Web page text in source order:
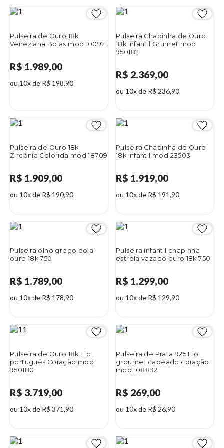
Pulseira de Ouro 18k
Veneziana Bolas mod 10092
R$ 1.989,00
ou 10x de R$ 198,90
Pulseira Chapinha de Ouro
18k Infantil Grumet mod
950182
R$ 2.369,00
ou 10x de R$ 236,90
Pulseira de Ouro 18k
Zircônia Colorida mod 18709
R$ 1.909,00
ou 10x de R$ 190,90
Pulseira Chapinha de Ouro
18k Infantil mod 23503
R$ 1.919,00
ou 10x de R$ 191,90
Pulseira olho grego bola
ouro 18k 750
R$ 1.789,00
ou 10x de R$ 178,90
Pulseira infantil chapinha
estrela vazado ouro 18k 750
R$ 1.299,00
ou 10x de R$ 129,90
Pulseira de Ouro 18k Elo
português Coração mod
950180
R$ 3.719,00
ou 10x de R$ 371,90
Pulseira de Prata 925 Elo
groumet cadeado coração
mod 108832
R$ 269,00
ou 10x de R$ 26,90